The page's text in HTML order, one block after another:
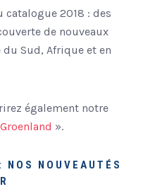
catalogue 2018 : des
de nouveaux
du Sud, Afrique et en
également notre
Groenland ».
NOUVEAUTÉS